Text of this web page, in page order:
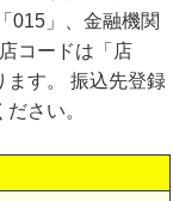
015」、金融機関
コードは「店
ます。 振込先登録
さい。